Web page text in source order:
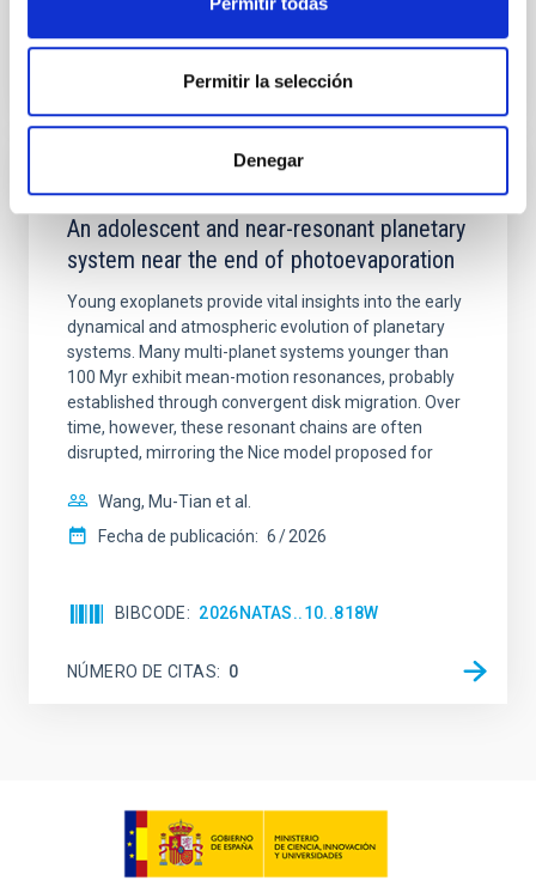
Permitir la selección
Denegar
NÚMERO DE CITAS 7
An adolescent and near-resonant planetary
system near the end of photoevaporation
Young exoplanets provide vital insights into the early
dynamical and atmospheric evolution of planetary
systems. Many multi-planet systems younger than
100 Myr exhibit mean-motion resonances, probably
established through convergent disk migration. Over
time, however, these resonant chains are often
disrupted, mirroring the Nice model proposed for
Wang, Mu-Tian et al.
Fecha de publicación: 6 2026
BIBCODE 2026NATAS..10..818W
NÚMERO DE CITAS 0